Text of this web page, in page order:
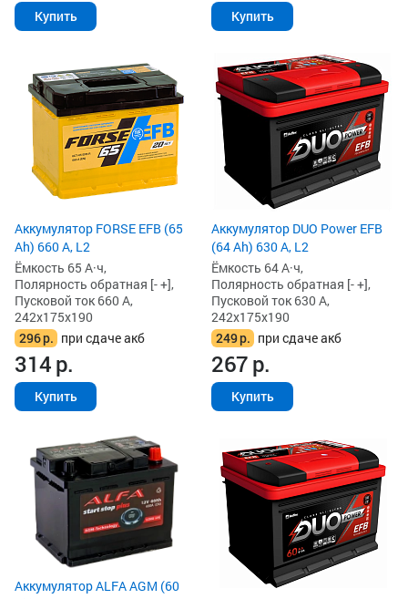
Купить Купить
Аккумулятор FORSE EFB (65
Ah) 660 А, L2
Ёмкость 65 А·ч,
Полярность обратная [- +],
Пусковой ток 660 А,
242x175x190
296р. при сдаче акб
314р.
Купить
Аккумулятор DUO Power EFB
(64 Ah) 630 А, L2
Ёмкость 64 А·ч,
Полярность обратная [- +],
Пусковой ток 630 А,
242x175x190
249р. при сдаче акб
267р.
Купить
Аккумулятор ALFA AGM (60